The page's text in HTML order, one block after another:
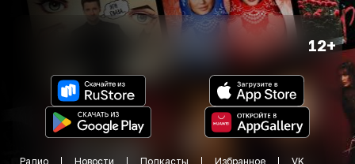
12+
Радио Новости Подкасты Избранное
VK